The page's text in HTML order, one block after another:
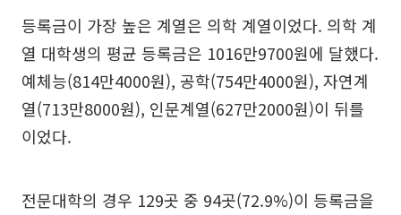
등록금이 가장 높은 계열은 의학 계열이었다. 의학 계
열 대학생의 평균 등록금은 1016만9700원에 달했다.
예체능(814만4000원), 공학(754만4000원), 자연계
열(713만8000원), 인문계열(627만2000원)이 뒤를
이었다.
전문대학의 경우 129곳 중 94곳(72.9%)이 등록금을